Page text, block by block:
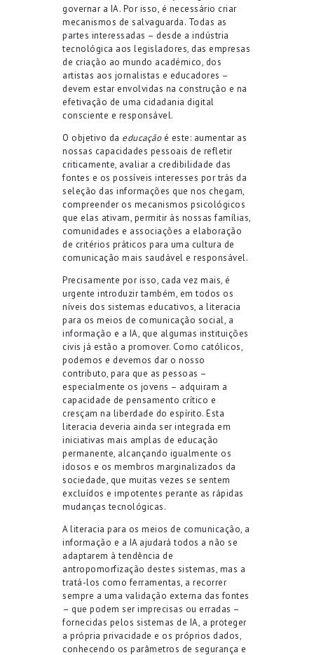
governar a IA. Por isso, é necessário criar
mecanismos de salvaguarda. Todas as
partes interessadas – desde a indústria
tecnológica aos legisladores, das empresas
de criação ao mundo académico, dos
artistas aos jornalistas e educadores –
devem estar envolvidas na construção e na
efetivação de uma cidadania digital
consciente e responsável.
O objetivo da educaçãoé este: aumentar as
nossas capacidades pessoais de refletir
criticamente, avaliar a credibilidade das
fontes e os possíveis interesses por trás da
seleção das informações que nos chegam,
compreender os mecanismos psicológicos
que elas ativam, permitir às nossas famílias,
comunidades e associações a elaboração
de critérios práticos para uma cultura de
comunicação mais saudável e responsável.
Precisamente por isso, cada vez mais, é
urgente introduzir também, em todos os
níveis dos sistemas educativos, a literacia
para os meios de comunicação social, a
informação e a IA, que algumas instituições
civis já estão a promover. Como católicos,
podemos e devemos dar o nosso
contributo, para que as pessoas –
especialmente os jovens – adquiram a
capacidade de pensamento crítico e
cresçam na liberdade do espírito. Esta
literacia deveria ainda ser integrada em
iniciativas mais amplas de educação
permanente, alcançando igualmente os
idosos e os membros marginalizados da
sociedade, que muitas vezes se sentem
excluídos e impotentes perante as rápidas
mudanças tecnológicas.
A literacia para os meios de comunicação, a
informação e a IA ajudará todos a não se
adaptarem à tendência de
antropomorfização destes sistemas, mas a
tratá-los como ferramentas, a recorrer
sempre a uma validação externa das fontes
– que podem ser imprecisas ou erradas –
fornecidas pelos sistemas de IA, a proteger
a própria privacidade e os próprios dados,
conhecendo os parâmetros de segurança e